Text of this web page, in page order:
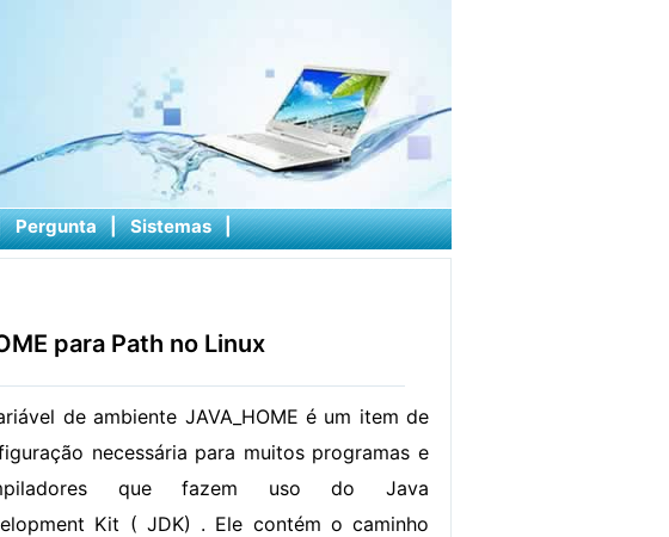
Pergunta | Sistemas |
para Path no Linux
de ambiente JAVA_HOME é um item de
necessária para muitos programas e
que fazem uso do Java
Kit ( JDK) . Ele contém o caminho